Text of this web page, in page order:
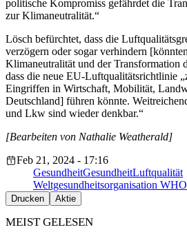
politische Kompromiss gefährdet die
zur Klimaneutralität.“
Lösch befürchtet, dass die
verzögern oder sogar verhindern
Klimaneutralität und der Transformation
dass die neue EU-Luftqualitätsrichtlinie
Eingriffen in Wirtschaft, Mobilität,
Deutschland] führen könnte.
und Lkw sind wieder denkbar.“
[Bearbeiten von Nathalie Weatherald]
Feb 21, 2024 - 17:16
GesundheitGesundheitLuftqualität
Weltgesundheitsorganisation WHO
Drucken Aktie
MEIST GELESEN